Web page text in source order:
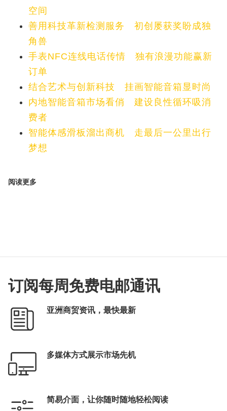
空间
善用科技革新检测服务 初创屡获奖盼成独
角兽
手表NFC连线电话传情 独有浪漫功能赢新
订单
结合艺术与创新科技 挂画智能音箱显时尚
内地智能音箱市场看俏 建设良性循环吸消
费者
智能体感滑板溜出商机 走最后一公里出行
梦想
阅读更多
订阅每周免费电邮通讯
亚洲商贸资讯，最快最新
多媒体方式展示市场先机
简易介面，让你随时随地轻松阅读